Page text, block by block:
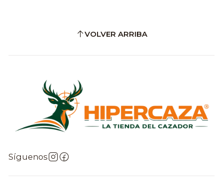
VOLVER ARRIBA
Síguenos